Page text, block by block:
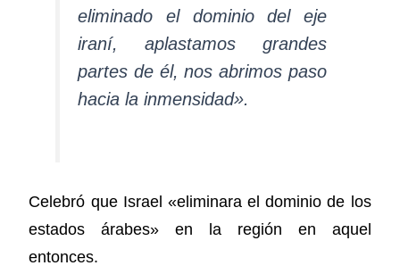
eliminado el dominio del eje
iraní, aplastamos grandes
partes de él, nos abrimos paso
hacia la inmensidad».
Celebró que Israel «eliminara el dominio de los
estados árabes» en la región en aquel
entonces.